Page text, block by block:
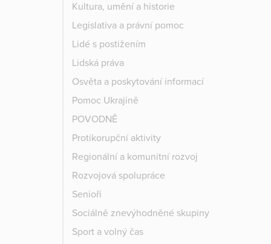
Kultura, umění a historie
Legislativa a právní pomoc
Lidé s postižením
Lidská práva
Osvěta a poskytování informací
Pomoc Ukrajině
POVODNĚ
Protikorupční aktivity
Regionální a komunitní rozvoj
Rozvojová spolupráce
Senioři
Sociálně znevýhodněné skupiny
Sport a volný čas